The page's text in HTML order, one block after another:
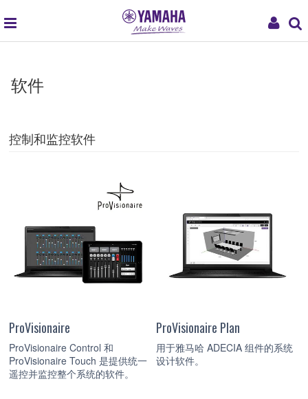
My
global
软件
控制和监控软件
ProVisionaire
ProVisionaire Control 和
ProVisionaire Touch 是提供统一
遥控并监控整个系统的软件。
ProVisionaire Plan
用于雅马哈 ADECIA 组件的系统
设计软件。